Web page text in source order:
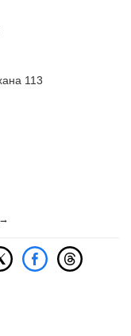
113
→